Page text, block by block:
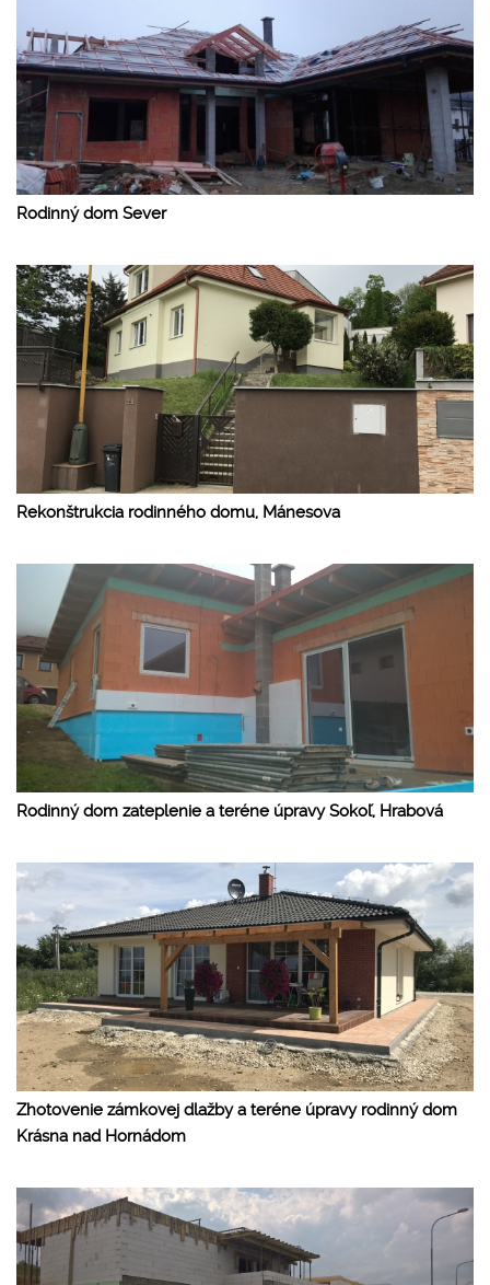
Rodinný dom Sever
Rekonštrukcia rodinného domu, Mánesova
Rodinný dom zateplenie a teréne úpravy Sokoľ, Hrabová
Zhotovenie zámkovej dlažby a teréne úpravy rodinný dom
Krásna nad Hornádom